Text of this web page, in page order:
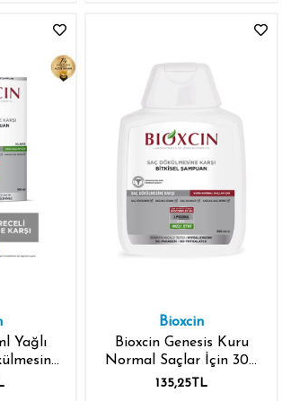
Yağlı
Klasik
Bioxcin
Bioxcin Genesis Kuru
Normal Saçlar İçin 300
ml Şampuan
135,25TL